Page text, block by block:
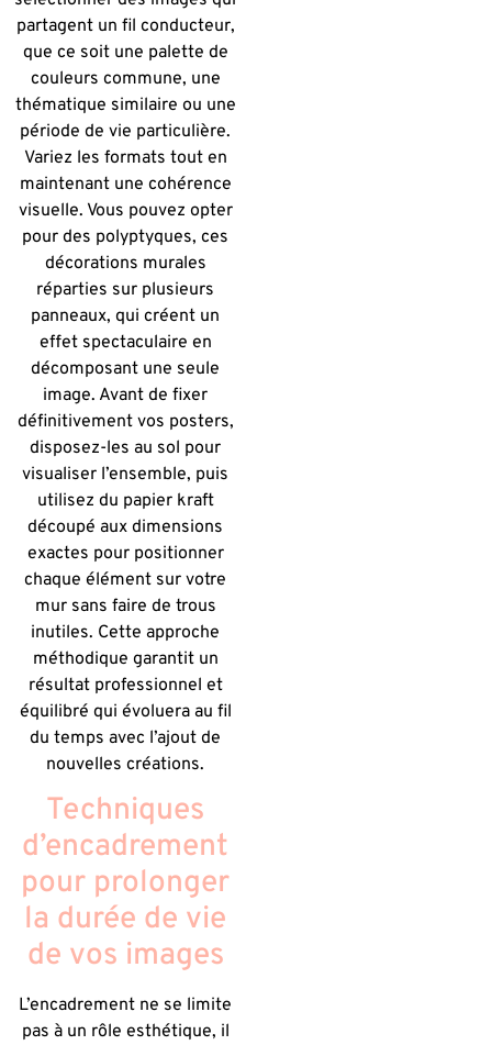
partagent un fil conducteur,
que ce soit une palette de
couleurs commune, une
thématique similaire ou une
période de vie particulière.
Variez les formats tout en
maintenant une cohérence
visuelle. Vous pouvez opter
pour des polyptyques, ces
décorations murales
réparties sur plusieurs
panneaux, qui créent un
effet spectaculaire en
décomposant une seule
image. Avant de fixer
définitivement vos posters,
disposez-les au sol pour
visualiser l’ensemble, puis
utilisez du papier kraft
découpé aux dimensions
exactes pour positionner
chaque élément sur votre
mur sans faire de trous
inutiles. Cette approche
méthodique garantit un
résultat professionnel et
équilibré qui évoluera au fil
du temps avec l’ajout de
nouvelles créations.
Techniques
d’encadrement
pour prolonger
la durée de vie
de vos images
L’encadrement ne se limite
pas à un rôle esthétique, il